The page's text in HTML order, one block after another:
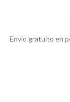
Envío gratuito en